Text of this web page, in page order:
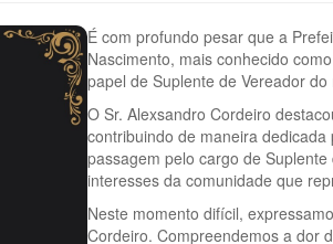
É com profundo pesar que a
Nascimento, mais conhecido
papel de Suplente de Vereador
O Sr. Alexsandro Cordeiro
contribuindo de maneira
passagem pelo cargo de
interesses da comunidade que
Neste momento difícil,
Cordeiro. Compreendemos a dor